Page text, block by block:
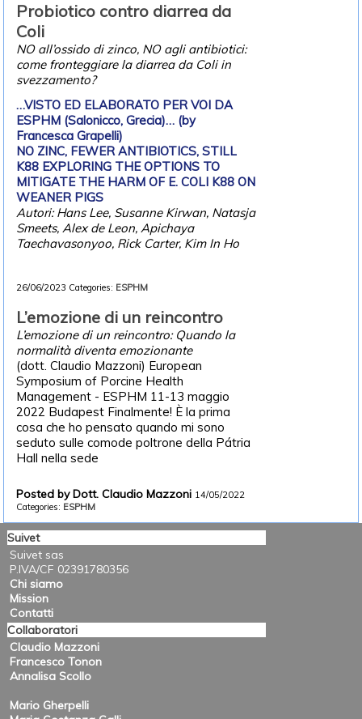
Probiotico contro diarrea da
Coli
NO all’ossido di zinco, NO agli antibiotici:
come fronteggiare la diarrea da Coli in
svezzamento?
…VISTO ED ELABORATO PER VOI DA
ESPHM (Salonicco, Grecia)… (by
Francesca Grapelli)
NO ZINC, FEWER ANTIBIOTICS, STILL
K88 EXPLORING THE OPTIONS TO
MITIGATE THE HARM OF E. COLI K88 ON
WEANER PIGS
Autori: Hans Lee, Susanne Kirwan, Natasja
Smeets, Alex de Leon, Apichaya
Taechavasonyoo, Rick Carter, Kim In Ho
26/06/2023 Categories: ESPHM
L’emozione di un reincontro
L’emozione di un reincontro: Quando la
normalità diventa emozionante
(dott. Claudio Mazzoni) European
Symposium of Porcine Health
Management - ESPHM 11-13 maggio
2022 Budapest Finalmente! È la prima
cosa che ho pensato quando mi sono
seduto sulle comode poltrone della Pátria
Hall nella sede
Posted by Dott. Claudio Mazzoni 14/05/2022
Categories: ESPHM
Suivet
Suivet sas
P.IVA/CF 02391780356
Chi siamo
Mission
Contatti
Collaboratori
Claudio Mazzoni
Francesco Tonon
Annalisa Scollo
Mario Gherpelli